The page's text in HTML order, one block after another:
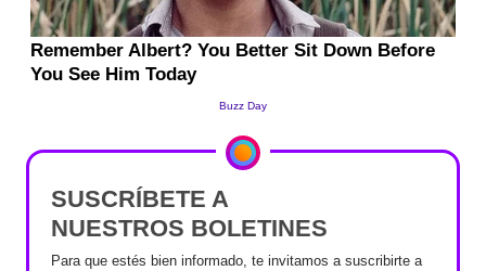
SUSCRÍBETE A
NUESTROS BOLETINES
Para que estés bien informado, te invitamos a suscribirte a